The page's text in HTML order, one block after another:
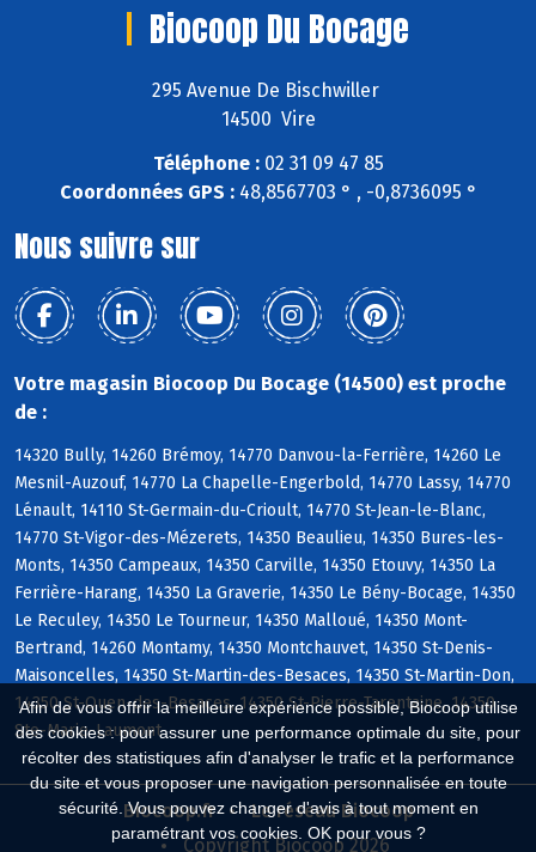
Afin de vous offrir la meilleure expérience possible, Biocoop utilise
des cookies : pour assurer une performance optimale du site, pour
récolter des statistiques afin d'analyser le trafic et la performance
du site et vous proposer une navigation personnalisée en toute
sécurité. Vous pouvez changer d'avis à tout moment en
paramétrant vos cookies. OK pour vous ?
Biocoop Du Bocage
295 Avenue De Bischwiller
14500 Vire
Téléphone :02 31 09 47 85
Coordonnées GPS :48,8567703 ° , -0,8736095 °
Nous suivre sur
Votre magasin Biocoop Du Bocage (14500) est proche
de :
14320 Bully, 14260 Brémoy, 14770 Danvou-la-Ferrière, 14260 Le
Mesnil-Auzouf, 14770 La Chapelle-Engerbold, 14770 Lassy, 14770
Lénault, 14110 St-Germain-du-Crioult, 14770 St-Jean-le-Blanc,
14770 St-Vigor-des-Mézerets, 14350 Beaulieu, 14350 Bures-les-
Monts, 14350 Campeaux, 14350 Carville, 14350 Etouvy, 14350 La
Ferrière-Harang, 14350 La Graverie, 14350 Le Bény-Bocage, 14350
Le Reculey, 14350 Le Tourneur, 14350 Malloué, 14350 Mont-
Bertrand, 14260 Montamy, 14350 Montchauvet, 14350 St-Denis-
Maisoncelles, 14350 St-Martin-des-Besaces, 14350 St-Martin-Don,
14350 St-Ouen-des-Besaces, 14350 St-Pierre-Tarentaine, 14350
Ste-Marie-Laumont
Biocoop.fr
Le réseau Biocoop
Copyright Biocoop 2026